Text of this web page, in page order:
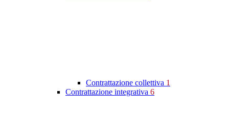
Contrattazione collettiva 1
Contrattazione integrativa 6